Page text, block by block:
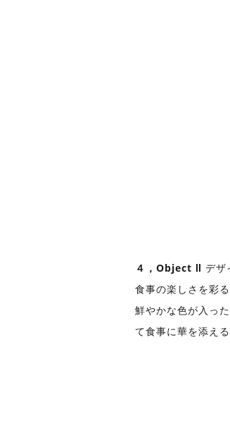
４，Object Ⅱ デザ
食事の楽しさを彩
鮮やかな色が入っ
て食事に華を添え